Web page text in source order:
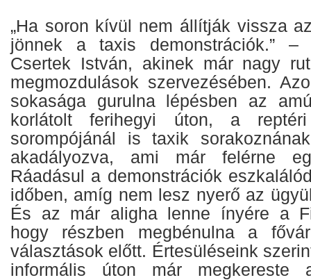
„Ha soron kívül nem állítják vissza
jönnek a taxis demonstrációk.” –
Csertek István, akinek már nagy
megmozdulások szervezésében.
sokasága gurulna lépésben az
korlátolt ferihegyi úton, a
sorompójánál is taxik
akadályozva, ami már felérne
Ráadásul a demonstrációk
időben, amíg nem lesz nyerő az
És az már aligha lenne ínyére a
hogy részben megbénulna a
választások előtt. Értesüléseink
informális úton már megkereste